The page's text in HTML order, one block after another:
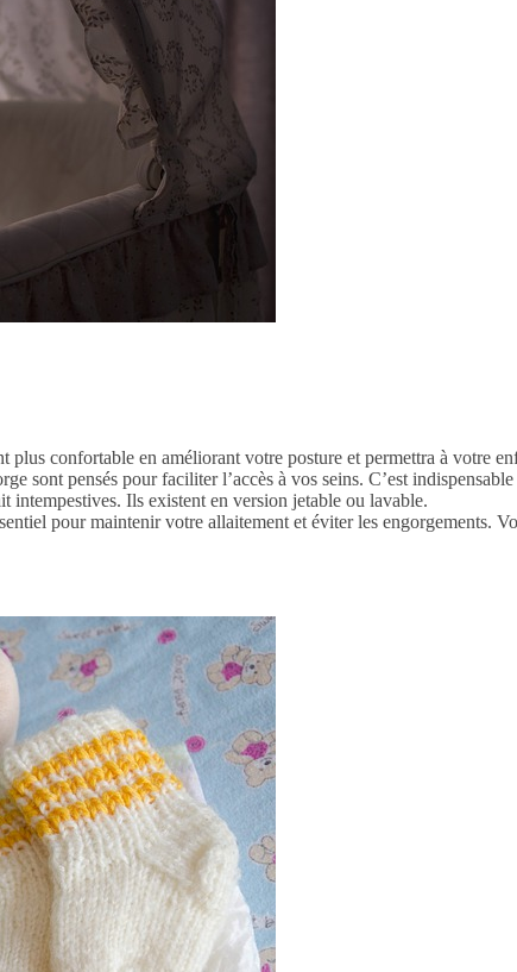
plus confortable en améliorant votre posture et permettra à votre
sont pensés pour faciliter l’accès à vos seins. C’est
intempestives. Ils existent en version jetable ou lavable.
pour maintenir votre allaitement et éviter les engorgements.